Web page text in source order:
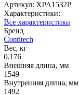
Артикул: XPA1532P
Характеристики:
Все характеристики
Бренд
Contitech
Вес, кг
0.176
Внешняя длина, мм
1549
Внутренняя длина, мм
1492